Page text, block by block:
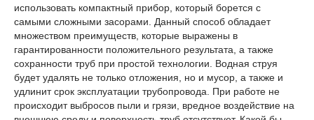
использовать компактный прибор, который борется с
самыми сложными засорами. Данный способ обладает
множеством преимуществ, которые выражены в
гарантированности положительного результата, а также
сохранности труб при простой технологии. Водная струя
будет удалять не только отложения, но и мусор, а также и
удлинит срок эксплуатации трубопровода. При работе не
происходит выбросов пыли и грязи, вредное воздействие на